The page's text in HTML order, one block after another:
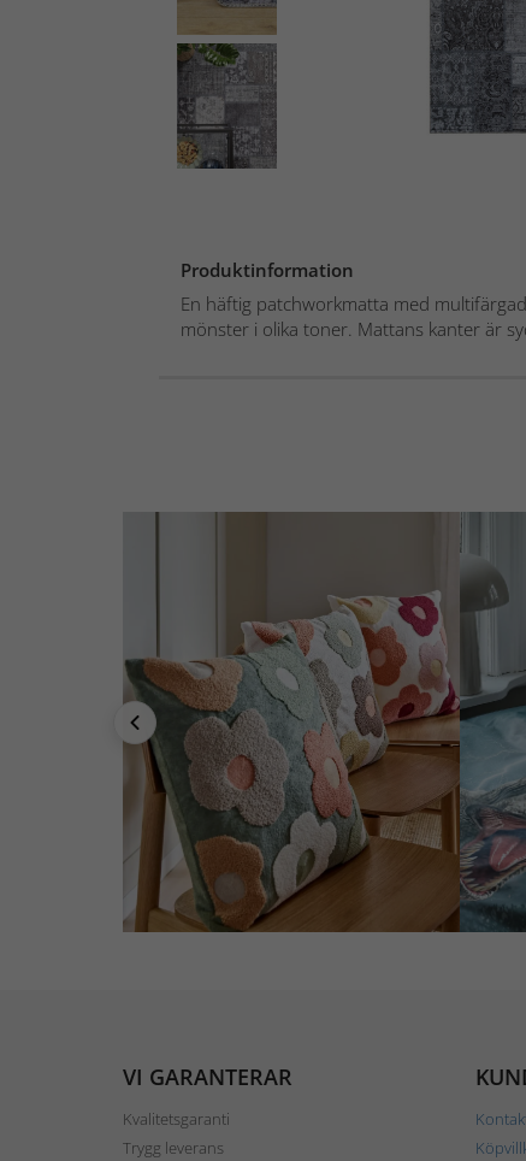
Produktinformation
En häftig patchworkmatta med
mönster i olika toner. Mattans kanter är
VI GARANTERAR
Kvalitetsgaranti
Trygg leverans